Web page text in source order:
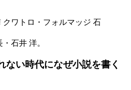
石井 洋。
ない時代になぜ小説を書く